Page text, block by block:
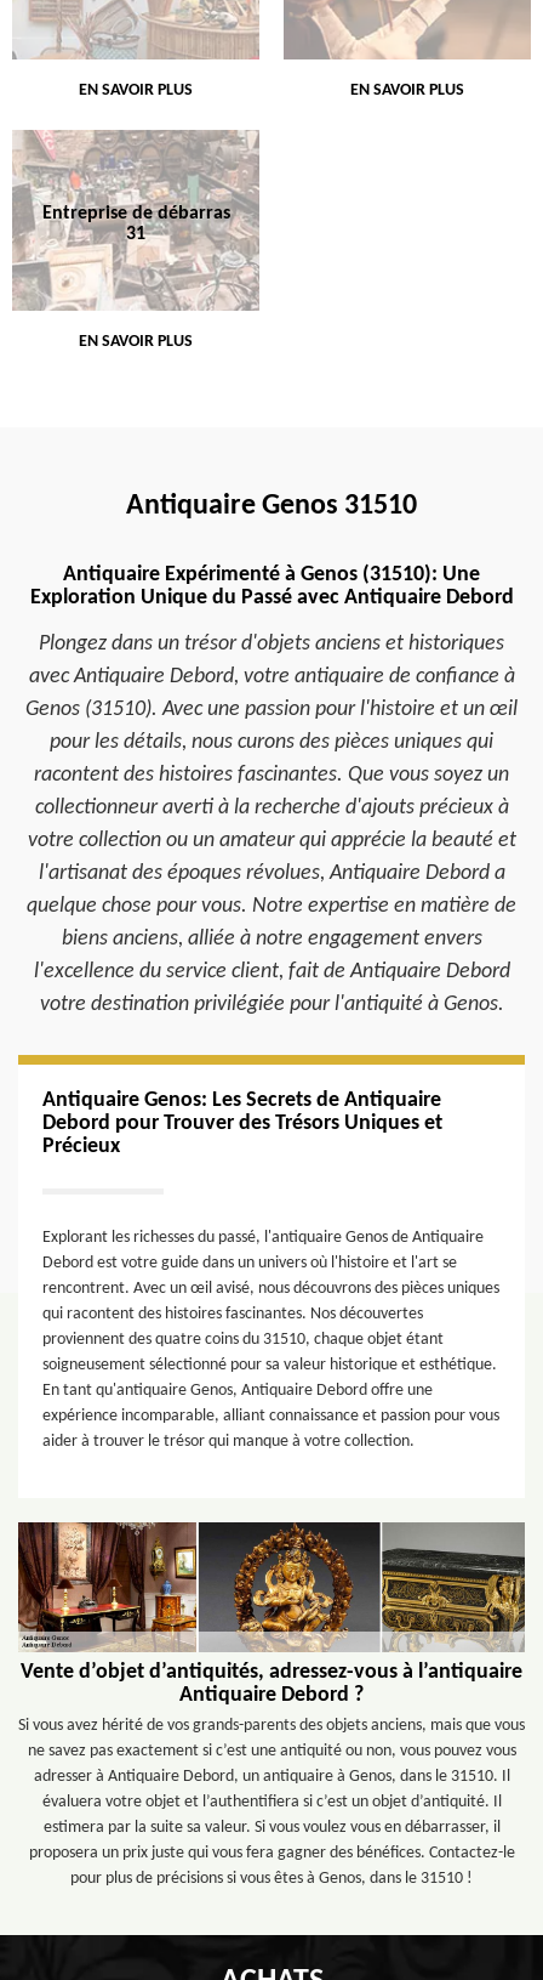
EN SAVOIR PLUS EN SAVOIR PLUS
Entreprise de débarras
31
EN SAVOIR PLUS
Antiquaire Genos 31510
Antiquaire Expérimenté à Genos (31510): Une
Exploration Unique du Passé avec Antiquaire Debord
Plongez dans un trésor d'objets anciens et historiques
avec Antiquaire Debord, votre antiquaire de confiance à
Genos (31510). Avec une passion pour l'histoire et un œil
pour les détails, nous curons des pièces uniques qui
racontent des histoires fascinantes. Que vous soyez un
collectionneur averti à la recherche d'ajouts précieux à
votre collection ou un amateur qui apprécie la beauté et
l'artisanat des époques révolues, Antiquaire Debord a
quelque chose pour vous. Notre expertise en matière de
biens anciens, alliée à notre engagement envers
l'excellence du service client, fait de Antiquaire Debord
votre destination privilégiée pour l'antiquité à Genos.
Antiquaire Genos: Les Secrets de Antiquaire
Debord pour Trouver des Trésors Uniques et
Précieux
Explorant les richesses du passé, l'antiquaire Genos de Antiquaire
Debord est votre guide dans un univers où l'histoire et l'art se
rencontrent. Avec un œil avisé, nous découvrons des pièces uniques
qui racontent des histoires fascinantes. Nos découvertes
proviennent des quatre coins du 31510, chaque objet étant
soigneusement sélectionné pour sa valeur historique et esthétique.
En tant qu'antiquaire Genos, Antiquaire Debord offre une
expérience incomparable, alliant connaissance et passion pour vous
aider à trouver le trésor qui manque à votre collection.
Vente d’objet d’antiquités, adressez-vous à l’antiquaire
Antiquaire Debord ?
Si vous avez hérité de vos grands-parents des objets anciens, mais que vous
ne savez pas exactement si c’est une antiquité ou non, vous pouvez vous
adresser à Antiquaire Debord, un antiquaire à Genos, dans le 31510. Il
évaluera votre objet et l’authentifiera si c’est un objet d’antiquité. Il
estimera par la suite sa valeur. Si vous voulez vous en débarrasser, il
proposera un prix juste qui vous fera gagner des bénéfices. Contactez-le
pour plus de précisions si vous êtes à Genos, dans le 31510 !